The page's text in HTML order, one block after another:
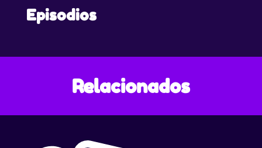
Episodios
Relacionados